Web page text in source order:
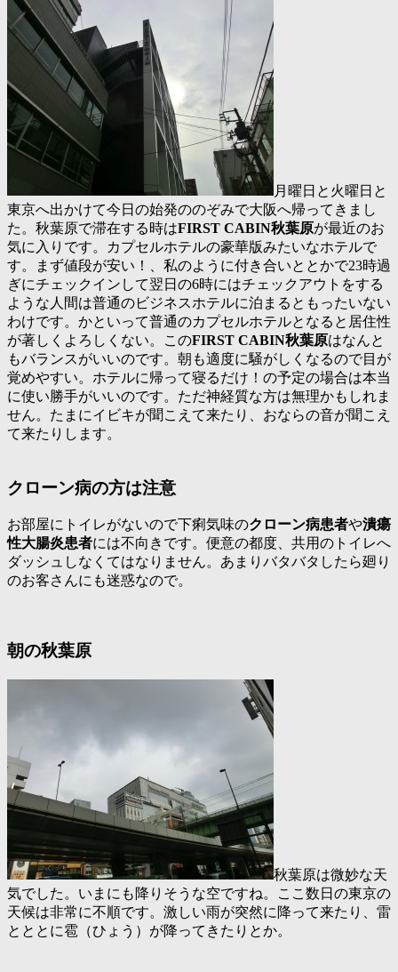
月曜日と火曜日と
東京へ出かけて今日の始発ののぞみで大阪へ帰ってきまし
た。秋葉原で滞在する時はFIRST CABIN秋葉原が最近のお
気に入りです。カプセルホテルの豪華版みたいなホテルで
す。まず値段が安い！、私のように付き合いととかで23時過
ぎにチェックインして翌日の6時にはチェックアウトをする
ような人間は普通のビジネスホテルに泊まるともったいない
わけです。かといって普通のカプセルホテルとなると居住性
が著しくよろしくない。このFIRST CABIN秋葉原はなんと
もバランスがいいのです。朝も適度に騒がしくなるので目が
覚めやすい。ホテルに帰って寝るだけ！の予定の場合は本当
に使い勝手がいいのです。ただ神経質な方は無理かもしれま
せん。たまにイビキが聞こえて来たり、おならの音が聞こえ
て来たりします。
クローン病の方は注意
お部屋にトイレがないので下痢気味のクローン病患者や潰瘍
性大腸炎患者には不向きです。便意の都度、共用のトイレへ
ダッシュしなくてはなりません。あまりバタバタしたら廻り
のお客さんにも迷惑なので。
朝の秋葉原
秋葉原は微妙な天
気でした。いまにも降りそうな空ですね。ここ数日の東京の
天候は非常に不順です。激しい雨が突然に降って来たり、雷
とととに雹（ひょう）が降ってきたりとか。